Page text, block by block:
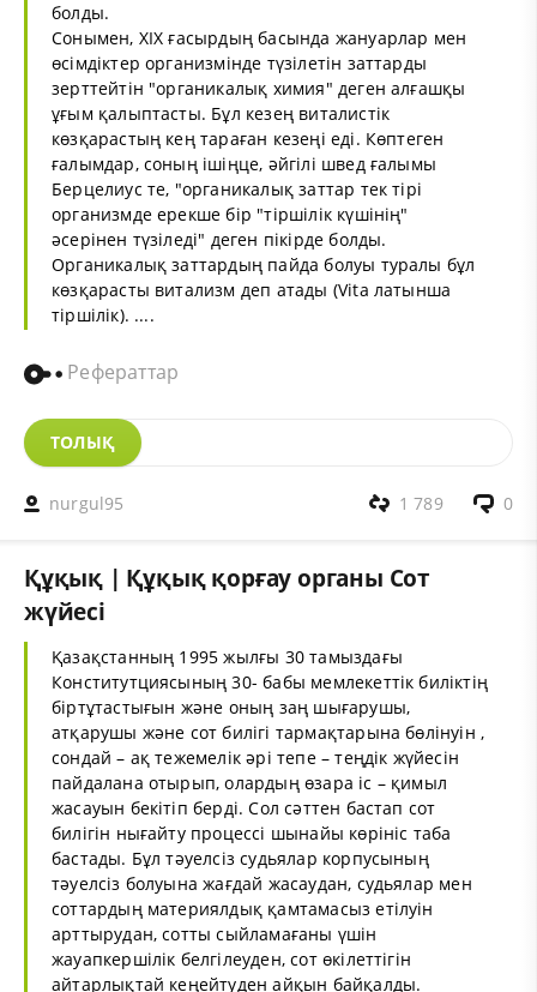
болды.
Сонымен, XIX ғасырдың басында жануарлар мен
өсімдіктер организмінде түзілетін заттарды
зерттейтін "органикалық химия" деген алғашқы
ұғым қалыптасты. Бұл кезең виталистік
көзқарастың кең тараған кезеңі еді. Көптеген
ғалымдар, соның ішіңце, әйгілі швед ғалымы
Берцелиус те, "органикалық заттар тек тірі
организмде ерекше бір "тіршілік күшінің"
әсерінен түзіледі" деген пікірде болды.
Органикалық заттардың пайда болуы туралы бұл
көзқарасты витализм деп атады (Vita латынша
тіршілік). ....
Рефераттар
ТОЛЫҚ
nurgul95 0
1 789
Құқық | Құқық қорғау органы Сот
жүйесі
Қазақстанның 1995 жылғы 30 тамыздағы
Конститутциясының 30- бабы мемлекеттік биліктің
біртұтастығын және оның заң шығарушы,
атқарушы және сот билігі тармақтарына бөлінуін ,
сондай – ақ тежемелік әрі тепе – теңдік жүйесін
пайдалана отырып, олардың өзара іс – қимыл
жасауын бекітіп берді. Сол сәттен бастап сот
билігін нығайту процессі шынайы көрініс таба
бастады. Бұл тәуелсіз судьялар корпусының
тәуелсіз болуына жағдай жасаудан, судьялар мен
соттардың материялдық қамтамасыз етілуін
арттырудан, сотты сыйламағаны үшін
жауапкершілік белгілеуден, сот өкілеттігін
айтарлықтай кеңейтуден айқын байқалды.